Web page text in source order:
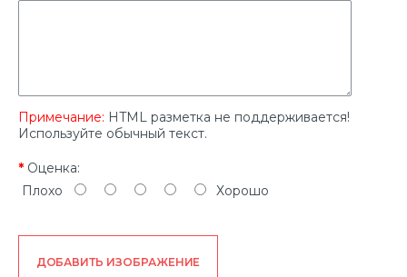
Примечание: HTML разметка не поддерживается!
Используйте обычный текст.
Оценка:
Плохо
Хорошо
ДОБАВИТЬ ИЗОБРАЖЕНИЕ